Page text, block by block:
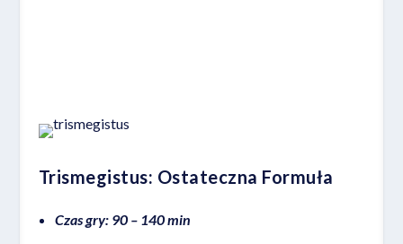
Trismegistus: Ostateczna Formuła
Czas gry: 90 – 140 min